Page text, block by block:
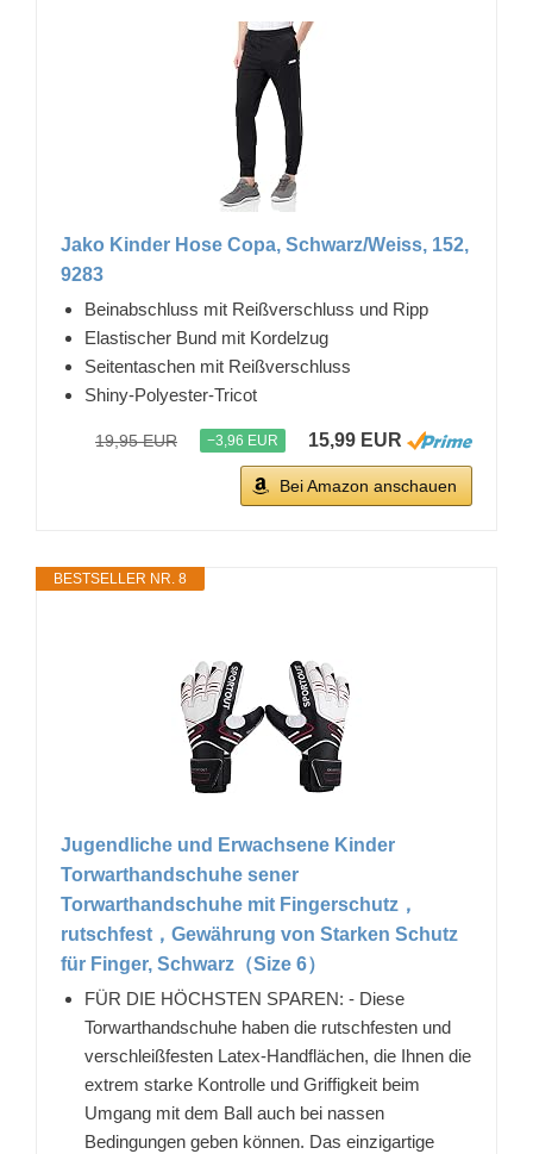
Jako Kinder Hose Copa, Schwarz/Weiss, 152,
9283
Beinabschluss mit Reißverschluss und Ripp
Elastischer Bund mit Kordelzug
Seitentaschen mit Reißverschluss
Shiny-Polyester-Tricot
19,95 EUR −3,96 EUR 15,99 EUR
Bei Amazon anschauen
BESTSELLER NR. 8
Jugendliche und Erwachsene Kinder
Torwarthandschuhe sener
Torwarthandschuhe mit Fingerschutz，
rutschfest，Gewährung von Starken Schutz
für Finger, Schwarz（Size 6）
FÜR DIE HÖCHSTEN SPAREN: - Diese
Torwarthandschuhe haben die rutschfesten und
verschleißfesten Latex-Handflächen, die Ihnen die
extrem starke Kontrolle und Griffigkeit beim
Umgang mit dem Ball auch bei nassen
Bedingungen geben können. Das einzigartige